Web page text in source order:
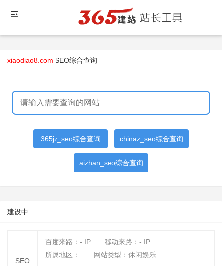
xiaodiao8.com SEO综合查询
365jz_seo综合查询 chinaz_seo综合查询
aizhan_seo综合查询
建设中
SEO
百度来路： - IP 移动来路： - IP
所属地区：
网站类型：休闲娱乐